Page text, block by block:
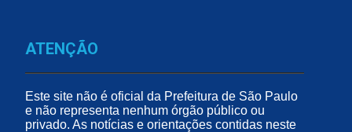
ATENÇÃO
Este site não é oficial da Prefeitura de São Paulo
e não representa nenhum órgão público ou
privado. As notícias e orientações contidas neste